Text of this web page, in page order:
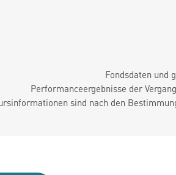
Fondsdaten und
Performanceergebnisse der
sind nach den